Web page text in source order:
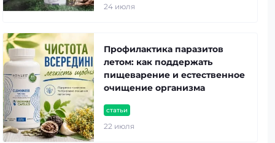
24 июля
статьи
22 июля
Профилактика паразитов
летом: как поддержать
пищеварение и естественное
очищение организма